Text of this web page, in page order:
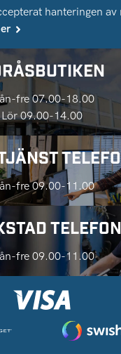
hanteringen av
fre 07.00-18.00
Lör 09.00-14.00
fre 09.00-11.00
TELEFON
fre 09.00-11.00